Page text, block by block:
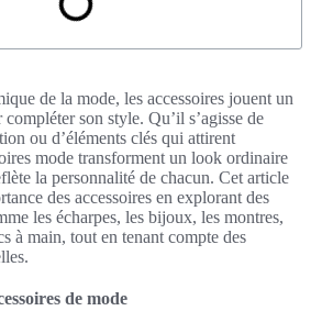
de la mode, les accessoires jouent un
son style. Qu’il s’agisse de
ou d’éléments clés qui attirent
mode transforment un look ordinaire
la personnalité de chacun. Cet article
des accessoires en explorant des
les écharpes, les bijoux, les montres,
à main, tout en tenant compte des
de mode